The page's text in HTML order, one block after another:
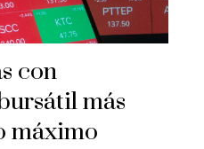
con
más
máximo